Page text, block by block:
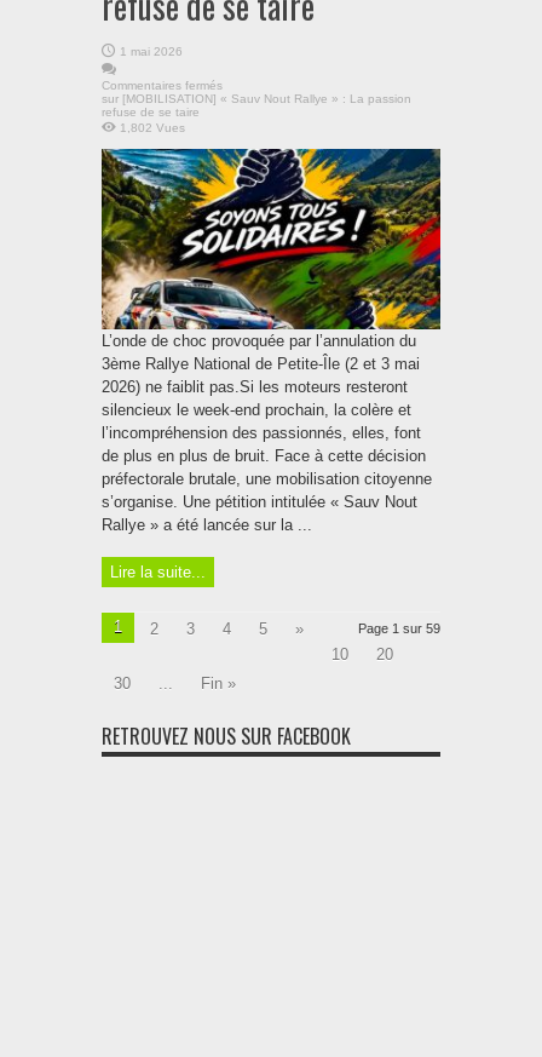
1 mai 2026
Commentaires fermés
sur [MOBILISATION] « Sauv Nout Rallye » : La passion
refuse de se taire
1,802 Vues
L’onde de choc provoquée par l’annulation du
3ème Rallye National de Petite-Île (2 et 3 mai
2026) ne faiblit pas.Si les moteurs resteront
silencieux le week-end prochain, la colère et
l’incompréhension des passionnés, elles, font
de plus en plus de bruit. Face à cette décision
préfectorale brutale, une mobilisation citoyenne
s’organise. Une pétition intitulée « Sauv Nout
Rallye » a été lancée sur la ...
Lire la suite...
Page 1 sur 59
1 2 3 4 5
»
10
20
30
... Fin »
RETROUVEZ NOUS SUR FACEBOOK